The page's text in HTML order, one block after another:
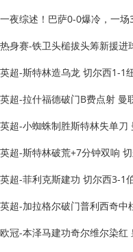
热身赛-铁卫头槌拔头筹新援进
英超-斯特林造乌龙 切尔西1-1
英超-拉什福德破门B费点射 曼
英超-小蜘蛛制胜斯特林失单刀
英超-斯特林破荒+7分钟双响
英超-菲利克斯建功 切尔西3-1
英超-加拉格尔破门普利西奇中
欧冠-本泽马建功奇尔维尔染红